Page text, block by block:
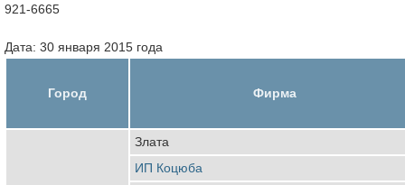
921-6665
Дата: 30 января 2015 года
Город Фирма
Злата
ИП Коцюба